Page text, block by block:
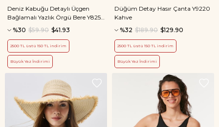
Deniz Kabuğu Detaylı Üçgen
Bağlamalı Yazlık Örgü Bere Y8254
%30 $41.93
$59.90
2500 TL üstü 150 TL indirim
Büyük Yaz İndirimi
Düğüm Detay Hasır Çanta Y9220
Kahve
%32
$129.90
$189.90
2500 TL üstü 150 TL indirim
Büyük Yaz İndirimi